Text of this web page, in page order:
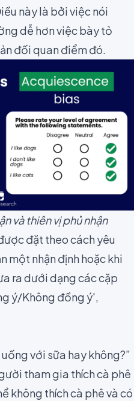
này là bởi việc nói
dễ hơn việc bày tỏ
đối quan điểm đó.
và thiên vị phủ nhận
đặt theo cách yêu
một nhận định hoặc khi
ra dưới dạng các cặp
ý/Không đồng ý',
với sữa hay không?”
tham gia thích cà phê
không thích cà phê và có